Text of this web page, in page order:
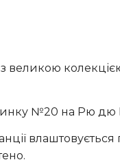
№20 на Рю дю
влаштовується